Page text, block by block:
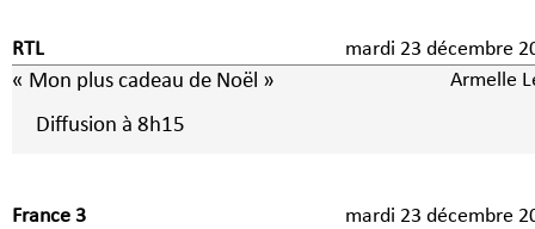
RTL mardi 23 décembre
« Mon plus cadeau de Noël » Armelle
Diffusion à 8h15
France 3 mardi 23 décembre